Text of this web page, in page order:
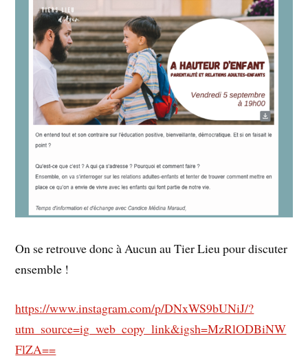
On se retrouve donc à Aucun au Tier Lieu pour discuter
ensemble !
https://www.instagram.com/p/DNxWS9bUNiJ/?
utm_source=ig_web_copy_link&igsh=MzRlODBiNW
FlZA==